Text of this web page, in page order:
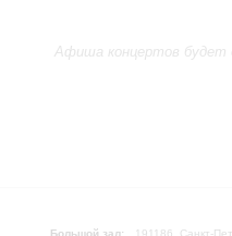
Афиша концертов будет
Большой зал: 191186, Санкт-